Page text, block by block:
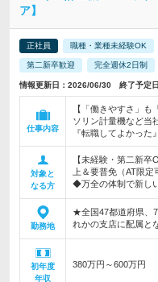
ア】
正社員 職種・業種未経験OK
第二新卒歓迎 完全週休2日制
情報更新日：2026/06/30 終了予定
仕事内容
【「働きやすさ」
ソリン計量機など当
『転職してよかった
対象と
なる方
【未経験・第二新
上＆要普免（AT限
◆万全の体制で新し
勤務地
★全国47都道府県、
れかの支店に配属と
初年度
年収
380万円～600万円